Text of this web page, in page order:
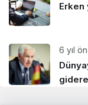
Erken
6 yıl